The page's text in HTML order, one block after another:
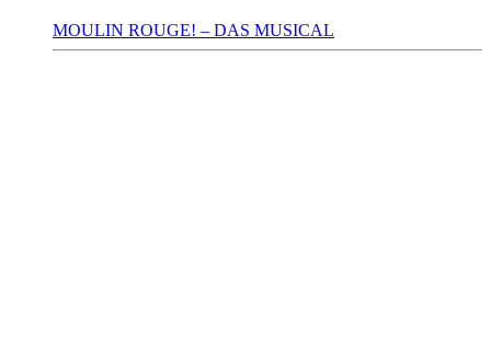
MOULIN ROUGE! – DAS MUSICAL